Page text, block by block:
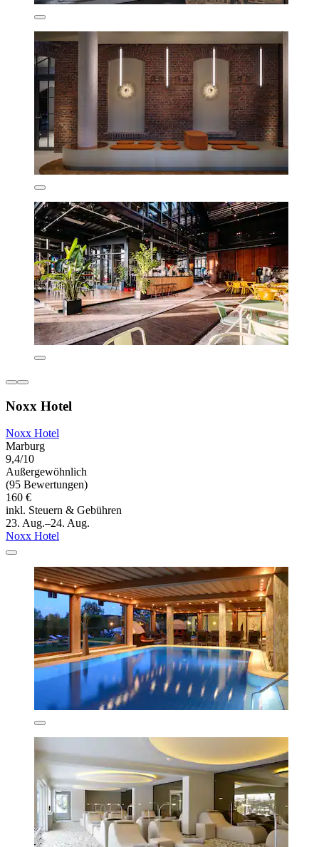
Noxx Hotel
Noxx Hotel
Marburg
9,4/10
Außergewöhnlich
(95 Bewertungen)
160 €
inkl. Steuern & Gebühren
23. Aug.–24. Aug.
Noxx Hotel